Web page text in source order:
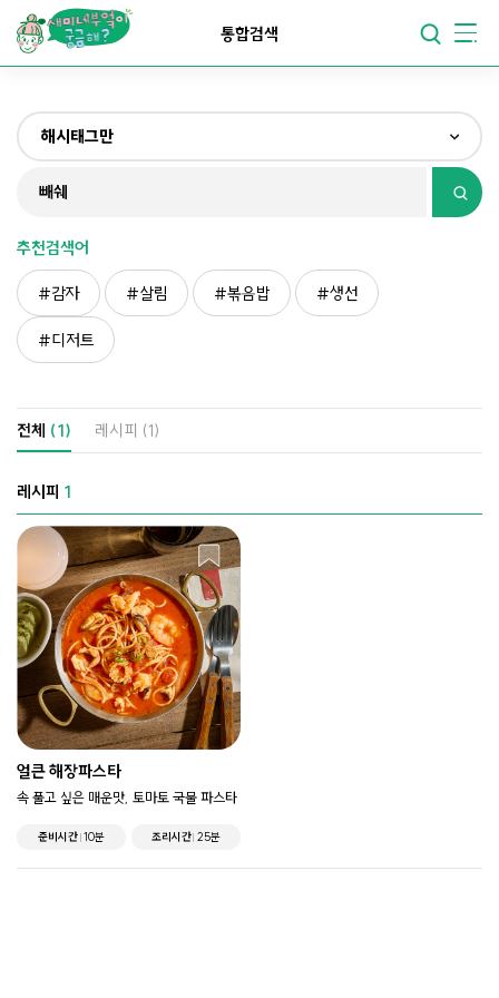
맛있어지는부엌
요리가쉬워지는부엌
통합검색
해시태그만
전체
재료만
해시태그만
추천검색어
감자 살림 볶음밥 생선
디저트
전체 (1) 레시피 (1)
레시피 1
얼큰 해장파스타
속 풀고 싶은 매운맛, 토마토 국물 파스타
준비시간 10분 조리시간 25분